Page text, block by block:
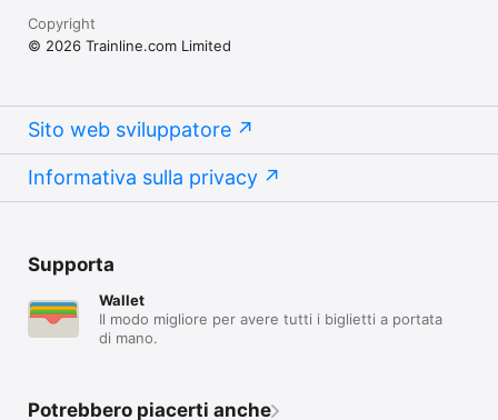
Copyright
© 2026 Trainline.com Limited
Sito web sviluppatore
Informativa sulla privacy
Supporta
Wallet
Il modo migliore per avere tutti i biglietti a portata
di mano.
Potrebbero piacerti anche